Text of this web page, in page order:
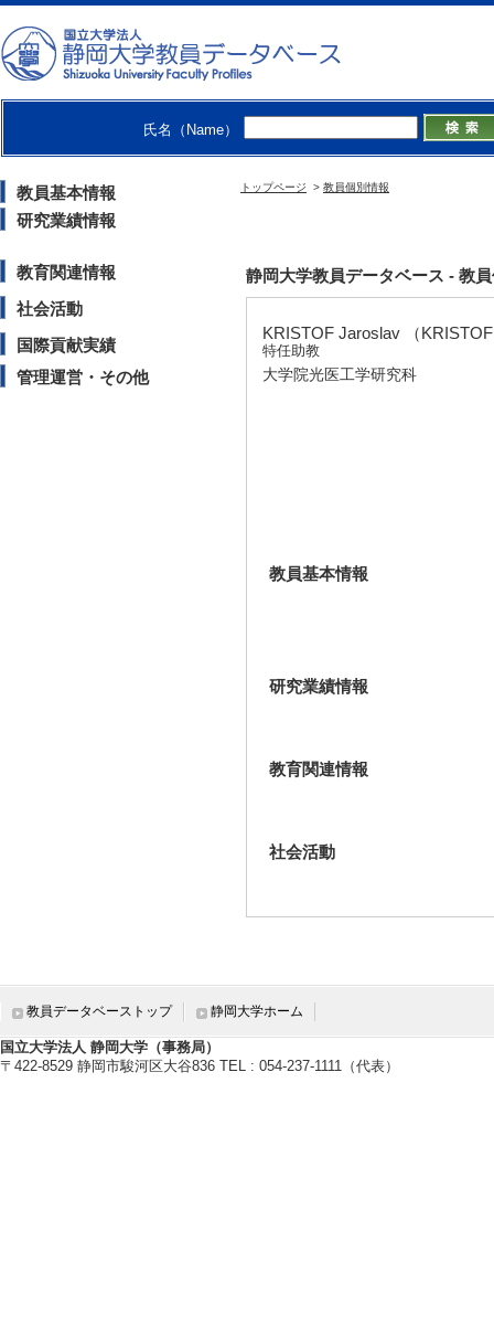
氏名（Name）
教員基本情報
研究業績情報
教育関連情報
社会活動
国際貢献実績
管理運営・その他
トップページ > 教員個別情報
静岡大学教員データベース - 教
KRISTOF Jaroslav （
特任助教
大学院光医工学研究科
教員基本情報
研究業績情報
教育関連情報
社会活動
管理運営・その他
教員データベーストップ 静岡大学ホーム
国立大学法人 静岡大学（事務局）
〒422-8529 静岡市駿河区大谷836 TEL : 054-237-1111（代表）